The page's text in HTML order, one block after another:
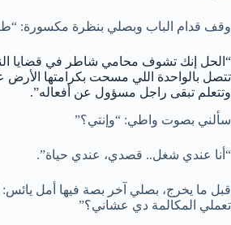
وقف قدام الباب وبصلي بنظرة مكسورة:
“الحل إنك تشوف محامي شاطر في قضايا
تتصل بالواحدة اللي مسحت بكرامتها
وتتعلم تبقى راجل مسؤول عن أفعاله”.
سألني بصوت واطي: “وإنتي؟”
“أنا عندي شغل.. قصدي، عندي حياة”.
قبل ما يخرج، بصلي آخر بصة فيها أمل
تعملي المكالمة دي عشاني؟”